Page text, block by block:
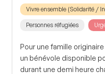
Vivre ensemble (Solidarité /
Personnes réfugiées
Pour une famille
un bénévole disponible
durant une demi heure